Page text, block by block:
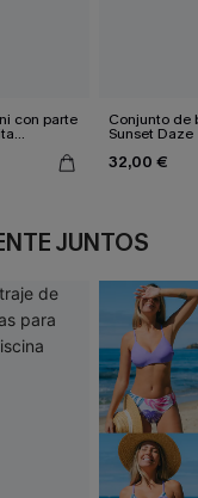
con parte
de gallo
Conjunto de
Sunset Daze
32,00 €
JUNTOS